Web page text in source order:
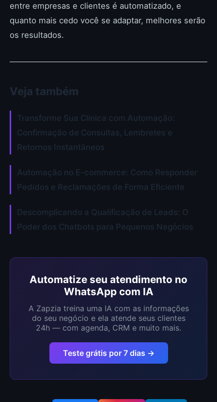
entre empresas e clientes é automatizado, e
quanto mais cedo você se adaptar, melhores serão
os resultados.
Veja também
Transforme Sua Clínica com Automação:
Confirmação de Consultas, Lembretes e
Retornos Instantâneos
Automação no E-commerce: Como Responder
Pedidos e Reclamações de Forma Eficiente
Descomplicando a Qualificação de Leads: O
Poder dos Chatbots para Pequenos Negócios
Automatize seu atendimento no
WhatsApp com IA
A Zapzia treina uma IA com as informações
do seu negócio e ela atende seus clientes
24h — com agenda, CRM e muito mais.
Teste grátis por 7 dias →